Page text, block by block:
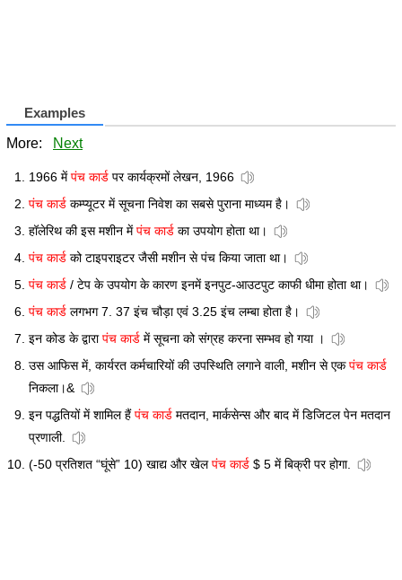
Examples
More: Next
1966 मेंपंच कार्ड पर कार्यक्रमों लेखन, 1966
पंच कार्ड कम्प्यूटर में सूचना निवेश का सबसे पुराना माध्यम है।
हॉलेरिथ की इस मशीन मेंपंच कार्ड का उपयोग होता था।
पंच कार्ड को टाइपराइटर जैसी मशीन से पंच किया जाता था।
पंच कार्ड / टेप के उपयोग के कारण इनमें इनपुट-आउटपुट काफी धीमा होता था।
पंच कार्ड लगभग 7. 37 इंच चौड़ा एवं 3.25 इंच लम्बा होता है।
इन कोड के द्वारापंच कार्ड में सूचना को संग्रह करना सम्भव हो गया ।
उस आफिस में, कार्यरत कर्मचारियों की उपस्थिति लगाने वाली, मशीन से एकपंच कार्ड
निकला।&
इन पद्धतियों में शामिल हैंपंच कार्ड मतदान, मार्कसेन्स और बाद में डिजिटल पेन मतदान
प्रणाली.
(-50 प्रतिशत “घूंसे” 10) खाद्य और खेलपंच कार्ड $ 5 में बिक्री पर होगा.